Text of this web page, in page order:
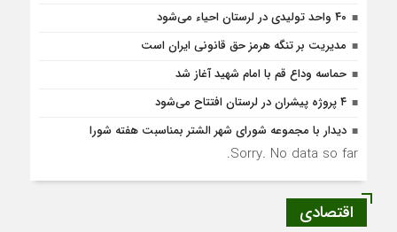
۴۰ واحد تولیدی در لرستان احیاء می‌شود
مدیریت بر تنگه هرمز حق قانونی ایران است
حماسه وداع قم با امام شهید آغاز شد
۴ پروژه پیشران در لرستان افتتاح می‌شود
دیدار با مجموعه شورای شهر الشتر بمناسبت هفته شورا
Sorry. No data so far.
اقتصادی